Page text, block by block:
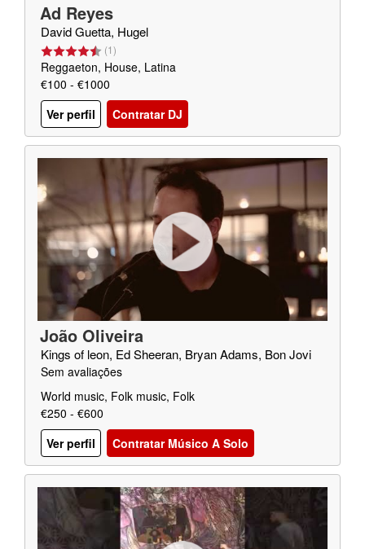
Ad Reyes
David Guetta, Hugel
(1)
Reggaeton, House, Latina
€100 - €1000
Ver perfil
Contratar DJ
João Oliveira
Kings of leon, Ed Sheeran, Bryan Adams, Bon Jovi
Sem avaliações
World music, Folk music, Folk
€250 - €600
Ver perfil
Contratar Músico A Solo